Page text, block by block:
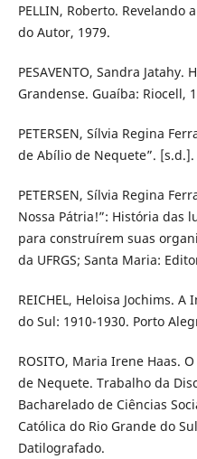
PELLIN, Roberto. Revelando
do Autor, 1979.
PESAVENTO, Sandra
Grandense. Guaíba: Riocell,
PETERSEN, Sílvia Regina
de Abílio de Nequete”.
PETERSEN, Sílvia Regina
Nossa Pátria!”: História das
para construírem suas
da UFRGS; Santa Maria:
REICHEL, Heloisa Jochims.
do Sul: 1910-1930. Porto
ROSITO, Maria Irene Haas.
de Nequete. Trabalho da
Bacharelado de Ciências
Católica do Rio Grande do
Datilografado.